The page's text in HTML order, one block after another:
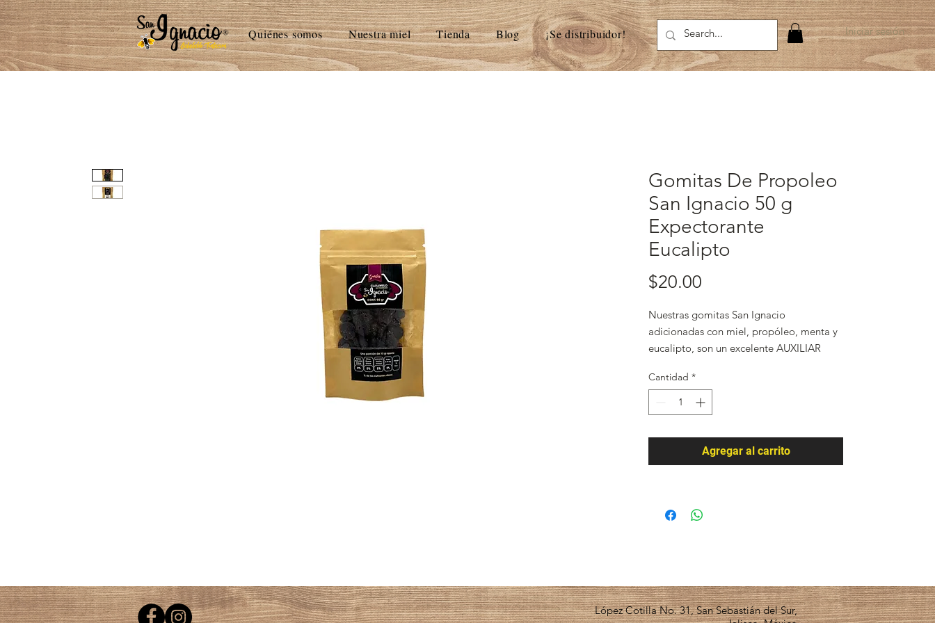
Quiénes somos Nuestra miel Tienda Blog ¡Se distribuidor! Iniciar sesión
Gomitas De Propoleo
San Ignacio 50 g
Expectorante
Eucalipto
$20.00
Nuestras gomitas San Ignacio
adicionadas con miel, propóleo, menta y
eucalipto, son un excelente AUXILIAR
Disfruta su sabor mentolado y dulce
mientras aprovechas todos los beneficios
del propóleo; simplemente la golosina
Cantidad *
Agregar al carrito
López Cotilla No. 31, San Sebastián del Sur,